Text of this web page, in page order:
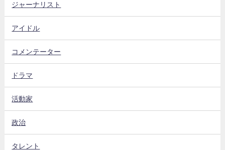
ジャーナリスト
アイドル
コメンテーター
ドラマ
活動家
政治
タレント